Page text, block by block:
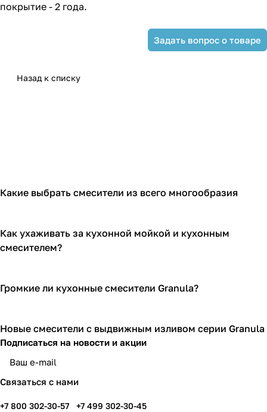
покрытие - 2 года.
Задать вопрос о товаре
Назад к списку
Какие выбрать смесители из всего многообразия
Как ухаживать за кухонной мойкой и кухонным
смесителем?
Громкие ли кухонные смесители Granula?
Новые смесители с выдвижным изливом серии Granula
Подписаться на новости и акции
Связаться с нами
+7 800 302-30-57 +7 499 302-30-45